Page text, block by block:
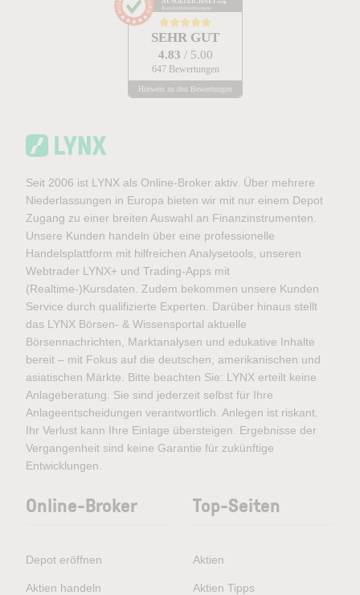
.org
Kundenbewertungen
SEHR GUT
4.83 / 5.00
647 Bewertungen
Hinweis zu den Bewertungen
Seit 2006 ist LYNX als Online-Broker aktiv. Über mehrere
Niederlassungen in Europa bieten wir mit nur einem Depot
Zugang zu einer breiten Auswahl an Finanzinstrumenten.
Unsere Kunden handeln über eine professionelle
Handelsplattform mit hilfreichen Analysetools, unseren
Webtrader LYNX+ und Trading-Apps mit
(Realtime-)Kursdaten. Zudem bekommen unsere Kunden
Service durch qualifizierte Experten. Darüber hinaus stellt
das LYNX Börsen- & Wissensportal aktuelle
Börsennachrichten, Marktanalysen und edukative Inhalte
bereit – mit Fokus auf die deutschen, amerikanischen und
asiatischen Märkte. Bitte beachten Sie: LYNX erteilt keine
Anlageberatung. Sie sind jederzeit selbst für Ihre
Anlageentscheidungen verantwortlich. Anlegen ist riskant.
Ihr Verlust kann Ihre Einlage übersteigen. Ergebnisse der
Vergangenheit sind keine Garantie für zukünftige
Entwicklungen.
Online-Broker
Depot eröffnen
Aktien handeln
Top-Seiten
Aktien
Aktien Tipps